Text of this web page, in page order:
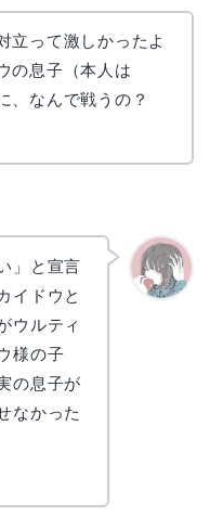
立って激しかったよ
の息子（本人は
、なんで戦うの？
」と宣言
イドウと
ウルティ
様の子
の息子が
なかった